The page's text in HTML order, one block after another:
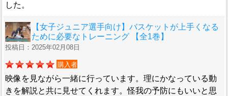
した。
【女子ジュニア選手向け】バスケットが上手くなる
ために必要なトレーニング 【全1巻】
投稿日：2025年02月08日
購入者
映像を見ながら一緒に行っています。理にかなっている動
きを解説と共に見せてくれます。怪我の予防にもいいと思